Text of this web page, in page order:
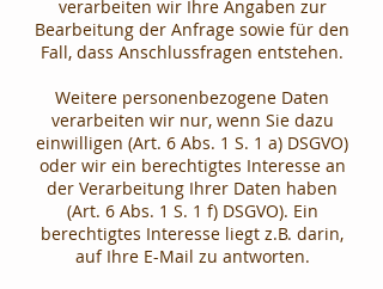
verarbeiten wir Ihre Angaben zur
Bearbeitung der Anfrage sowie für den
Fall, dass Anschlussfragen entstehen.
​Weitere personenbezogene Daten
verarbeiten wir nur, wenn Sie dazu
einwilligen (Art. 6 Abs. 1 S. 1 a) DSGVO)
oder wir ein berechtigtes Interesse an
der Verarbeitung Ihrer Daten haben
(Art. 6 Abs. 1 S. 1 f) DSGVO). Ein
berechtigtes Interesse liegt z.B. darin,
auf Ihre E-Mail zu antworten.